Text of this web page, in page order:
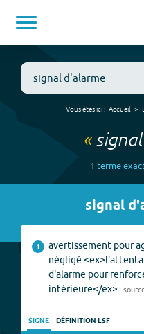
Vous êtes ici : Accueil
«
1 terme
signal
1
avertissement pour
négligé
d'alarme pour
intérieure</ex>
SIGNE DÉFINITION LSF